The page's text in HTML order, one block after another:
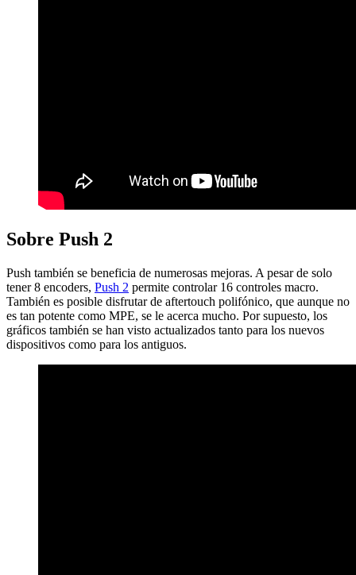
Sobre Push 2
Push también se beneficia de numerosas mejoras. A pesar de solo
tener 8 encoders, Push 2 permite controlar 16 controles macro.
También es posible disfrutar de aftertouch polifónico, que aunque no
es tan potente como MPE, se le acerca mucho. Por supuesto, los
gráficos también se han visto actualizados tanto para los nuevos
dispositivos como para los antiguos.